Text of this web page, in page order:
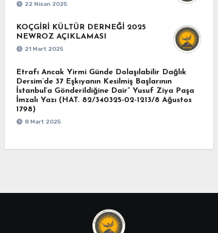
22 Nisan 2025
KOÇGİRİ KÜLTÜR DERNEĞİ 2025
NEWROZ AÇIKLAMASI
21 Mart 2025
Etrafı Ancak Yirmi Günde Dolaşılabilir Dağlık
Dersim’de 37 Eşkıyanın Kesilmiş Başlarının
İstanbul’a Gönderildiğine Dair” Yusuf Ziya Paşa
İmzalı Yazı (HAT. 82/340325-02-1213/8 Ağustos
1798)
8 Mart 2025